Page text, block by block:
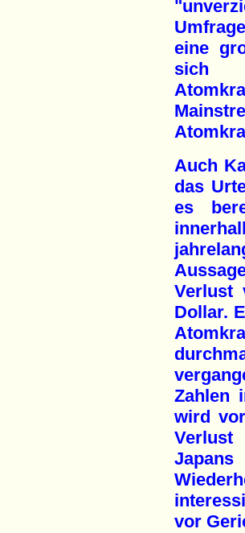
eine
sich
Auch
das
es
Verlust
Dollar.
Zahlen
wird
Verlust
vor